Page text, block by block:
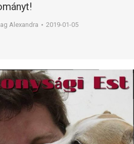
Alexandra 2019-01-05